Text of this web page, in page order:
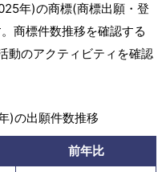
年)の商標(商標出願・登
商標件数推移を確認する
動のアクティビティを確認
)の出願件数推移
前年比